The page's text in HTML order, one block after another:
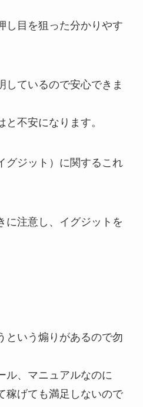
し目を狙った分かりやす
しているので安心できま
不安になります。
グジット）に関するこれ
に注意し、イグジットを
という煽りがあるので勿
ル、マニュアルなのに
稼げても満足しないので